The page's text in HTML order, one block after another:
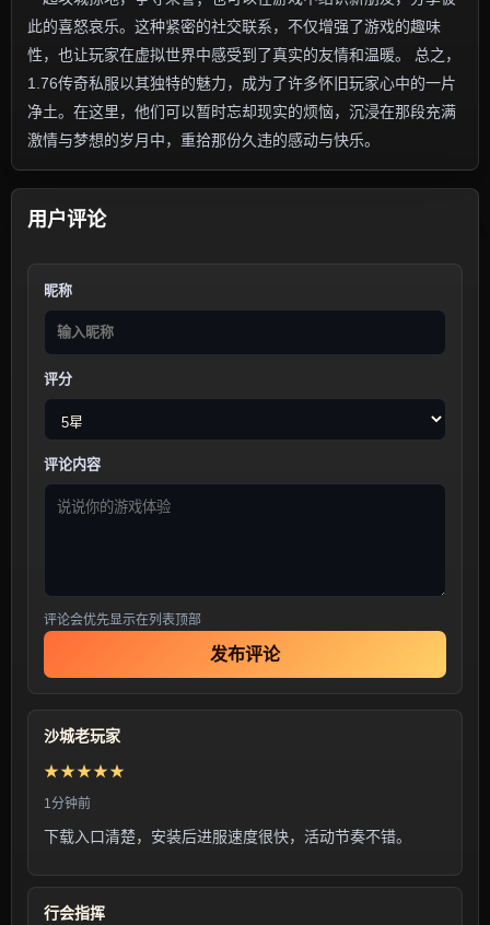
此的喜怒哀乐。这种紧密的社交联系，不仅增强了游戏的趣味
性，也让玩家在虚拟世界中感受到了真实的友情和温暖。 总之，
1.76传奇私服以其独特的魅力，成为了许多怀旧玩家心中的一片
净土。在这里，他们可以暂时忘却现实的烦恼，沉浸在那段充满
激情与梦想的岁月中，重拾那份久违的感动与快乐。
用户评论
昵称
评分
评论内容
评论会优先显示在列表顶部
发布评论
沙城老玩家
★★★★★
1分钟前
下载入口清楚，安装后进服速度很快，活动节奏不错。
行会指挥